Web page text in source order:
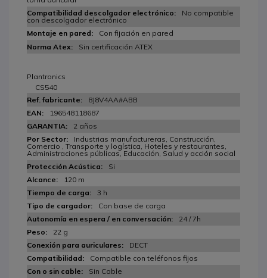
No compatible
con descolgador electrónico
Con fijación en pared
Sin certificación ATEX
Plantronics
CS540
8J8V4AA#ABB
196548118687
2 años
Industrias manufactureras, Construcción,
Comercio , Transporte y logística, Hoteles y restaurantes,
Administraciones públicas, Educación, Salud y acción social
Si
120 m
3 h
Con base de carga
24 / 7h
22 g
DECT
Compatible con teléfonos fijos
Sin Cable